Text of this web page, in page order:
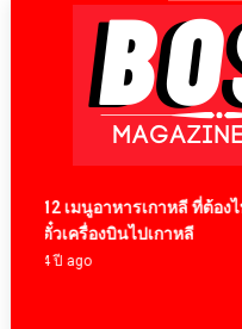
12 เมนูอาหารเกาหลี ที่ต้องไป
ตั๋วเครื่องบินไปเกาหลี
4 ปี ago